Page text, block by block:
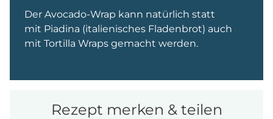
Der Avocado-Wrap kann natürlich statt
mit Piadina (italienisches Fladenbrot) auch
mit Tortilla Wraps gemacht werden.
Rezept merken & teilen